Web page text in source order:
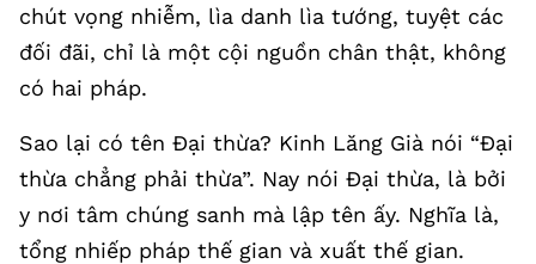
chút vọng nhiễm, lìa danh lìa tướng, tuyệt các
đối đãi, chỉ là một cội nguồn chân thật, không
có hai pháp.
Sao lại có tên Đại thừa? Kinh Lăng Già nói “Đại
thừa chẳng phải thừa”. Nay nói Đại thừa, là bởi
y nơi tâm chúng sanh mà lập tên ấy. Nghĩa là,
tổng nhiếp pháp thế gian và xuất thế gian.